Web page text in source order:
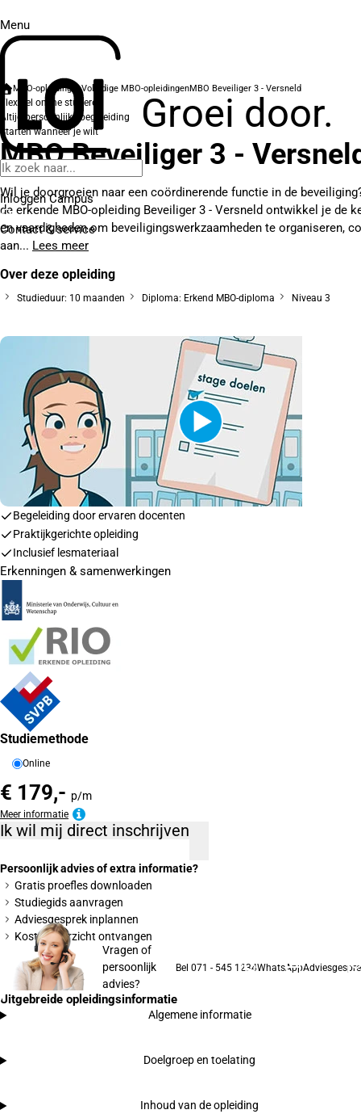
Menu
Groei door.
Inloggen Campus
Contact& service
MBO-opleidingenVolledige MBO-opleidingenMBO Beveiliger 3 - Versneld
Flexibel online studeren
Altijd persoonlijke begeleiding
Starten wanneer je wilt
MBO Beveiliger 3 -
Wil je doorgroeien naar een coördinerende functie in de
de erkende MBO-opleiding Beveiliger 3 - Versneld ontwikkel je de
en vaardigheden om beveiligingswerkzaamheden te organiseren,
aan... Lees meer
Over deze opleiding
Studieduur: 10 maanden Diploma: Erkend MBO-diploma Niveau 3
Begeleiding door ervaren docenten
Praktijkgerichte opleiding
Inclusief lesmateriaal
Erkenningen & samenwerkingen
Studiemethode
Online
€ 179,- p/m
Meer informatie
Ik wil mij direct inschrijven
Persoonlijk advies of extra informatie?
Gratis proefles downloaden
Studiegids aanvragen
Adviesgesprek inplannen
Kostenoverzicht ontvangen
Vragen of
persoonlijk
advies?
Bel 071 - 545 1234WhatsApp
Uitgebreide opleidingsinformatie
Algemene informatie
Doelgroep en toelating
Inhoud van de opleiding